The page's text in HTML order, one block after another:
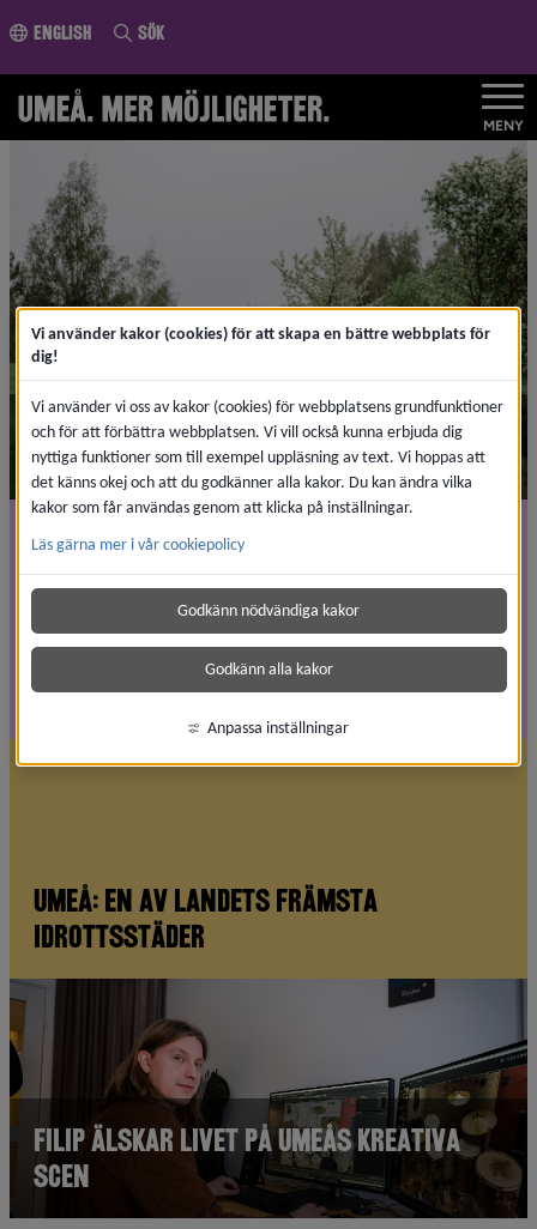
innehållet
English Sök
MENY
Välkommen till Umeå
Tio skäl att flytta till Umeå
Umeå: En av landets främsta
idrottsstäder
Filip älskar livet på Umeås kreativa
scen
Vi använder kakor (cookies) för att skapa en bättre webbplats för
dig!
Vi använder vi oss av kakor (cookies) för webbplatsens grundfunktioner
och för att förbättra webbplatsen. Vi vill också kunna erbjuda dig
nyttiga funktioner som till exempel uppläsning av text. Vi hoppas att
det känns okej och att du godkänner alla kakor. Du kan ändra vilka
kakor som får användas genom att klicka på inställningar.
Läs gärna mer i vår cookiepolicy
Godkänn nödvändiga kakor
Godkänn alla kakor
Anpassa inställningar